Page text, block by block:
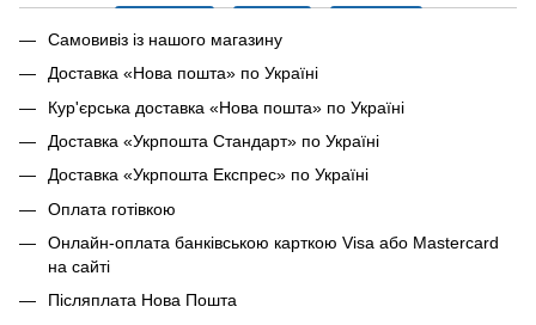
Самовивіз із нашого магазину
Доставка «Нова пошта» по Україні
Кур'єрська доставка «Нова пошта» по Україні
Доставка «Укрпошта Стандарт» по Україні
Доставка «Укрпошта Експрес» по Україні
Оплата готівкою
Онлайн-оплата банківською карткою Visa або Mastercard
на сайті
Післяплата Нова Пошта